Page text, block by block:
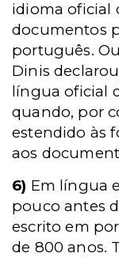
idioma oficial
documentos
português.
Dinis
língua oficial
quando, por
estendido às
aos
6) Em língua
pouco antes
escrito em
de 800 anos.